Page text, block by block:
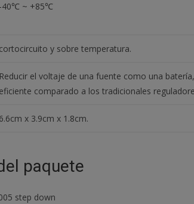
-40℃ ~ +85℃
cortocircuito y sobre temperatura.
Reducir el voltaje de una fuente como una
eficiente comparado a los tradicionales
6.6cm x 3.9cm x 1.8cm.
paquete
step down